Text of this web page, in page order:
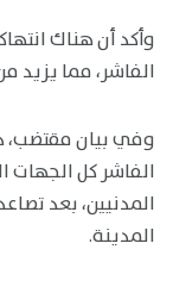
وأكد أن هناك
الفاشر، مما يزيد
وفي بيان مقتضب،
الفاشر كل الجهات
المدنيين، بعد
المدينة.